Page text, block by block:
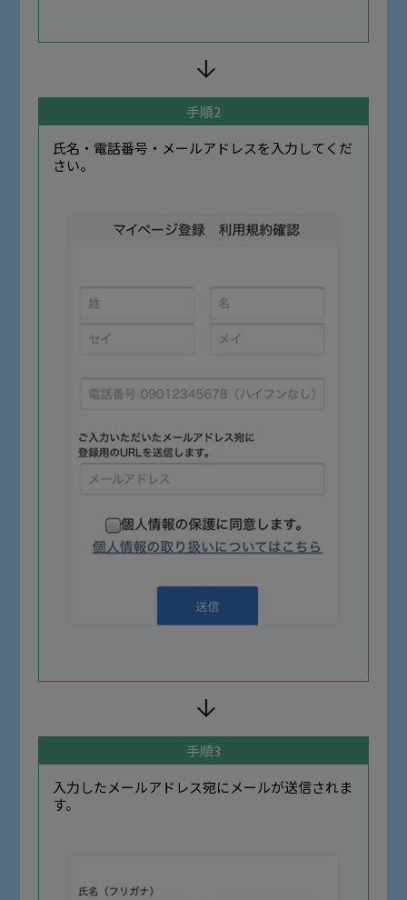
手順2
氏名・電話番号・メールアドレスを入力してくだ
さい。
手順3
入力したメールアドレス宛にメールが送信されま
す。